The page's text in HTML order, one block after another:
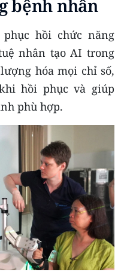
bệnh nhân
hồi chức năng
nhân tạo AI trong
hóa mọi chỉ số,
hồi phục và giúp
phù hợp.